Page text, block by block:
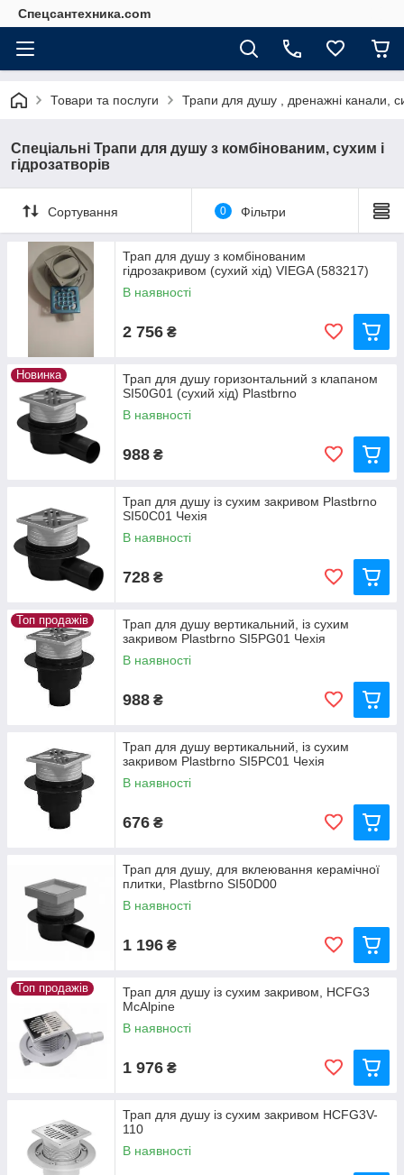
Спецсантехника.com
Товари та послуги Трапи для душу , дренажні канали,
Спеціальні Трапи для душу з комбінованим, сухим і
гідрозатворів
Сортування 0 Фільтри
Трап для душу з комбінованим
гідрозакривом (сухий хід) VIEGA (583217)
В наявності
2 756 ₴
Новинка
Трап для душу горизонтальний з клапаном
SI50G01 (сухий хід) Plastbrno
В наявності
988 ₴
Трап для душу із сухим закривом Plastbrno
SI50C01 Чехія
В наявності
728 ₴
Топ продажів
Трап для душу вертикальний, із сухим
закривом Plastbrno SI5PG01 Чехія
В наявності
988 ₴
Трап для душу вертикальний, із сухим
закривом Plastbrno SI5PC01 Чехія
В наявності
676 ₴
Трап для душу, для вклеювання керамічної
плитки, Plastbrno SI50D00
В наявності
1 196 ₴
Топ продажів
Трап для душу із сухим закривом, HCFG3
McAlpine
В наявності
1 976 ₴
Трап для душу із сухим закривом HCFG3V-
110
В наявності